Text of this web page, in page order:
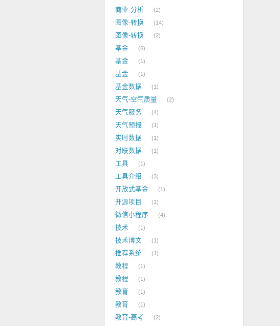
商业-分析 2
图像-转换 14
图像-转换 2
基金 6
基金 1
基金 1
基金数据 1
天气-空气质量 2
天气服务 4
天气预报 1
实时数据 1
对联数据 1
工具 1
工具介绍 3
开放式基金 1
开源项目 1
微信小程序 4
技术 1
技术博文 1
推荐系统 1
教程 1
教程 1
教育 1
教育 1
教育-高考 2